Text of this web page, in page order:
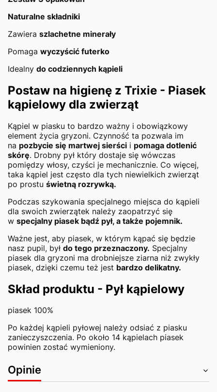
Naturalne składniki
Zawiera szlachetne minerały
Pomaga wyczyścić futerko
Idealny do codziennych kąpieli
Postaw na higienę z Trixie - Piasek
kąpielowy dla zwierząt
Kąpiel w piasku to bardzo ważny i obowiązkowy
element życia gryzoni. Czynność ta pozwala im
na pozbycie się martwej sierści i pomaga dotlenić
skórę. Drobny pył który dostaje się wówczas
pomiędzy włosy, czyści je mechanicznie. Co więcej,
taka kąpiel jest często dla tych niewielkich zwierząt
po prostu świetną rozrywką.
Podczas szykowania specjalnego miejsca do kąpieli
dla swoich zwierzątek należy zaopatrzyć się
w specjalny piasek bądź pył, a także pojemnik.
Ważne jest, aby piasek, w którym kąpać się będzie
nasz pupil, był do tego przeznaczony. Specjalny
piasek dla gryzoni ma drobniejsze ziarna niż zwykły
piasek, dzięki czemu też jest bardzo delikatny.
Skład produktu - Pył kąpielowy
piasek 100%
Po każdej kąpieli pyłowej należy odsiać z piasku
zanieczyszczenia. Po około 14 kąpielach piasek
powinien zostać wymieniony.
Opinie